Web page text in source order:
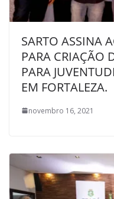
SARTO ASSINA
PARA CRIAÇÃO
PARA
EM FORTALEZA.
novembro 16, 2021